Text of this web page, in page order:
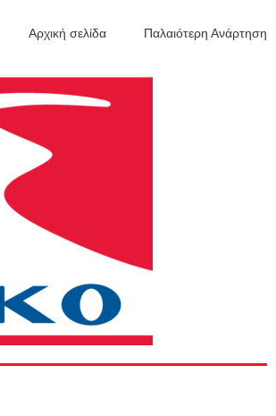
Παλαιότερη Ανάρτηση
Αρχική σελίδα